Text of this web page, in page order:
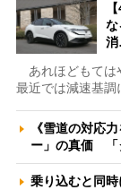
な
あれほどもては
最近では減速基
《雪道の対応
ー」の真価 「
乗り込むと同